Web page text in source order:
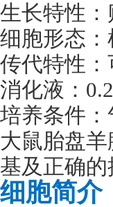
生长特性：
细胞形态
传代特性：
消化液：
培养条件：
大鼠胎盘
基及正确
细胞简介